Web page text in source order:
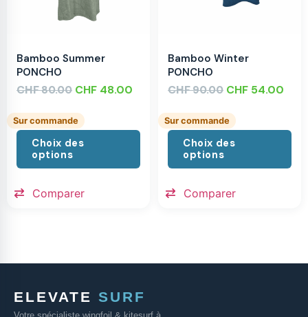
Bamboo Summer
PONCHO
CHF80.00 CHF 48.00
Sur commande
Choix des
options
Comparer
Bamboo Winter
PONCHO
CHF90.00 CHF 54.00
Sur commande
Choix des
options
Comparer
ELEVATE SURF